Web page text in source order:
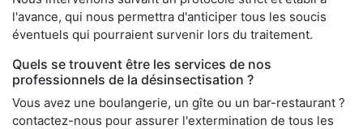
l'avance, qui nous permettra d'anticiper tous les soucis
éventuels qui pourraient survenir lors du traitement.
Quels se trouvent être les services de nos
professionnels de la désinsectisation ?
Vous avez une boulangerie, un gîte ou un bar-restaurant ?
contactez-nous pour assurer l'extermination de tous les